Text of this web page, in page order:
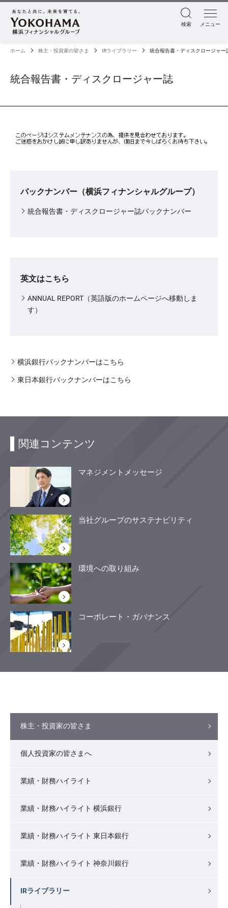
検索 メニュー
ホーム 株主・投資家の皆さま IRライブラリー 統合報告書・ディスクロージャー
統合報告書・ディスクロージャー誌
バックナンバー（横浜フィナンシャルグループ）
統合報告書・ディスクロージャー誌バックナンバー
英文はこちら
ANNUAL REPORT（英語版のホームページへ移動しま
す）
横浜銀行バックナンバーはこちら
東日本銀行バックナンバーはこちら
関連コンテンツ
マネジメントメッセージ
当社グループのサステナビリティ
環境への取り組み
コーポレート・ガバナンス
株主・投資家の皆さま
個人投資家の皆さまへ
業績・財務ハイライト
業績・財務ハイライト 横浜銀行
業績・財務ハイライト 東日本銀行
業績・財務ハイライト 神奈川銀行
IRライブラリー